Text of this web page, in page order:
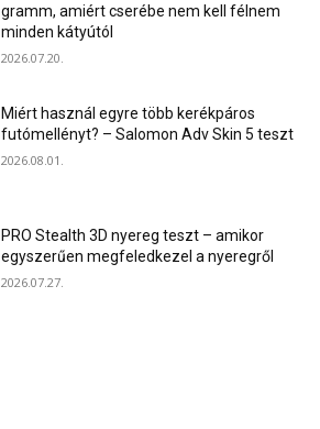
gramm, amiért cserébe nem kell félnem
minden kátyútól
2026.07.20.
Miért használ egyre több kerékpáros
futómellényt? – Salomon Adv Skin 5 teszt
2026.08.01.
PRO Stealth 3D nyereg teszt – amikor
egyszerűen megfeledkezel a nyeregről
2026.07.27.